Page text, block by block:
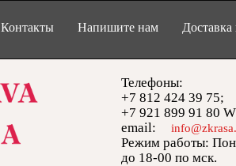
Контакты Напишите нам
Телефоны:
+7 812 424 39 75;
+7 921 899 91 80
email:
Режим работы:
до 18-00 по мск.